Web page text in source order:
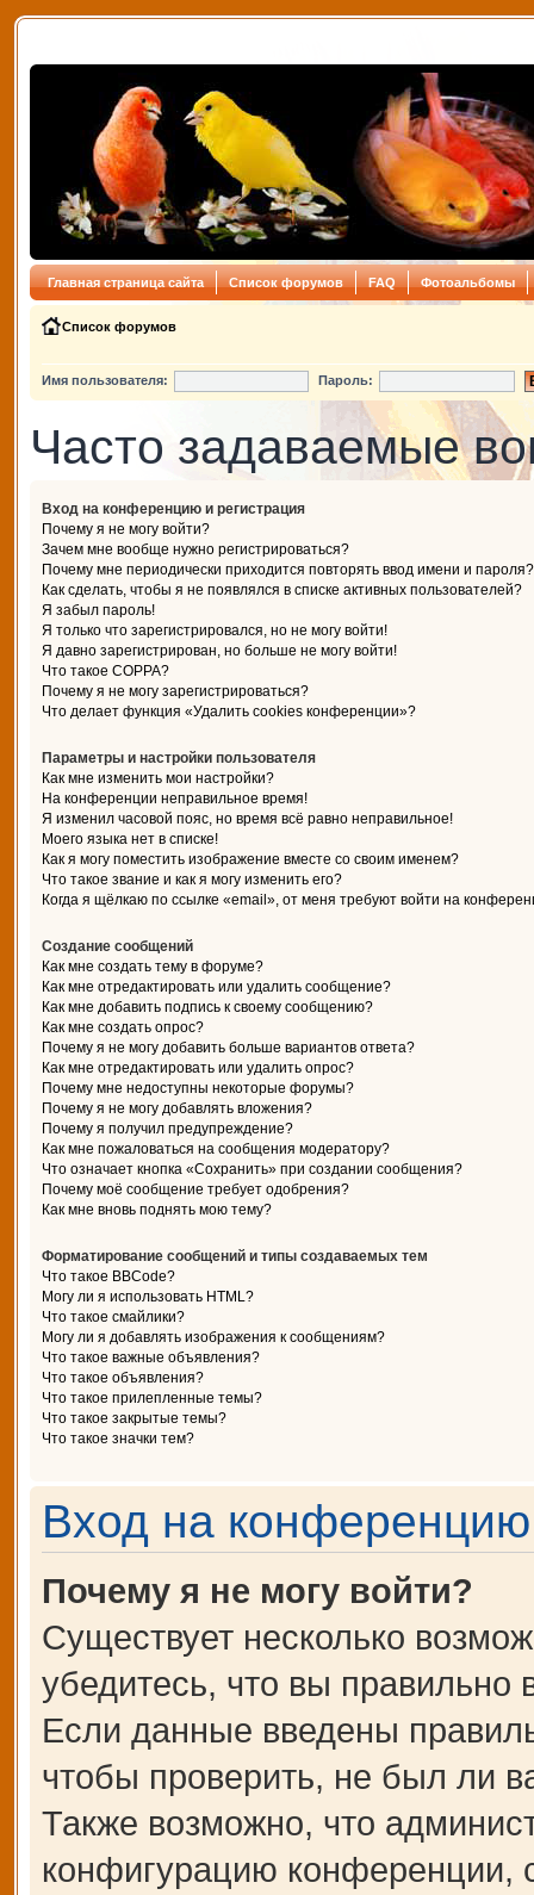
Главная страница сайта Список форумов FAQ Фотоальбомы
Список форумов
Имя пользователя: Пароль:
Часто задаваемые
Вход на конференцию и регистрация
Почему я не могу войти?
Зачем мне вообще нужно регистрироваться?
Почему мне периодически приходится повторять ввод имени и пароля?
Как сделать, чтобы я не появлялся в списке активных пользователей?
Я забыл пароль!
Я только что зарегистрировался, но не могу войти!
Я давно зарегистрирован, но больше не могу войти!
Что такое COPPA?
Почему я не могу зарегистрироваться?
Что делает функция «Удалить cookies конференции»?
Параметры и настройки пользователя
Как мне изменить мои настройки?
На конференции неправильное время!
Я изменил часовой пояс, но время всё равно неправильное!
Моего языка нет в списке!
Как я могу поместить изображение вместе со своим именем?
Что такое звание и как я могу изменить его?
Когда я щёлкаю по ссылке «email», от меня требуют войти на
Создание сообщений
Как мне создать тему в форуме?
Как мне отредактировать или удалить сообщение?
Как мне добавить подпись к своему сообщению?
Как мне создать опрос?
Почему я не могу добавить больше вариантов ответа?
Как мне отредактировать или удалить опрос?
Почему мне недоступны некоторые форумы?
Почему я не могу добавлять вложения?
Почему я получил предупреждение?
Как мне пожаловаться на сообщения модератору?
Что означает кнопка «Сохранить» при создании сообщения?
Почему моё сообщение требует одобрения?
Как мне вновь поднять мою тему?
Форматирование сообщений и типы создаваемых тем
Что такое BBCode?
Могу ли я использовать HTML?
Что такое смайлики?
Могу ли я добавлять изображения к сообщениям?
Что такое важные объявления?
Что такое объявления?
Что такое прилепленные темы?
Что такое закрытые темы?
Что такое значки тем?
Вход на конференцию
Почему я не могу войти?
Существует несколько
убедитесь, что вы правильно
Если данные введены
чтобы проверить, не был ли
Также возможно, что
конфигурацию конференции,